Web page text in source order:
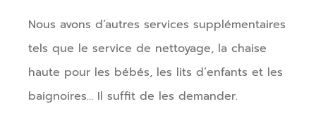
Nous avons d’autres services supplémentaires
tels que le service de nettoyage, la chaise
haute pour les bébés, les lits d’enfants et les
baignoires… Il suffit de les demander.